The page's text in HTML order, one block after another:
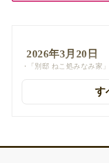
2026年3月20日
「別邸 ねこ処みなみ家
す